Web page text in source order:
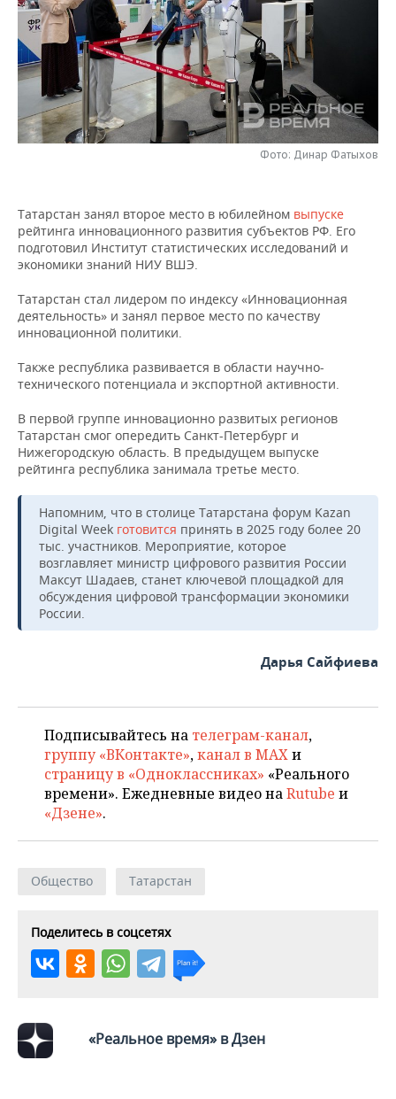
НЕФТЕХИМИЯ
НЕФТЬ
ЭНЕРГЕТИКА
РОЗНИЧНАЯ ТОРГОВЛЯ
ТРАНСПОРТ
УСЛУГИ
НОВОСТИ ТЕХНОЛОГИЙ
IT
МЕДИА
МЕРОПРИЯТИЯ
НОВОСТИ МЕРОПРИЯТИЙ
ВЫЕЗДНАЯ РЕДАКЦИЯ
ОТКРЫТАЯ ЛЕКЦИЯ
СПОРТ
НОВОСТИ СПОРТА
БАСКЕТБОЛ
КИБЕРСПОРТ
ФИГУРНОЕ КАТАНИЕ
ХОККЕЙ С МЯЧОМ
ОБЩЕСТВО
ИНФРАСТРУКТУРА
КУЛЬТУРА
МЕДИЦИНА
ПРОИСШЕСТВИЯ
СПРАВОЧНИК
СПИСОК КОМПАНИЙ
Фото: Динар Фатыхов
Татарстан занял второе место в юбилейном выпуске
рейтинга инновационного развития субъектов РФ. Его
подготовил Институт статистических исследований и
экономики знаний НИУ ВШЭ.
Татарстан стал лидером по индексу «Инновационная
деятельность» и занял первое место по качеству
инновационной политики.
Также республика развивается в области научно-
технического потенциала и экспортной активности.
В первой группе инновационно развитых регионов
Татарстан смог опередить Санкт-Петербург и
Нижегородскую область. В предыдущем выпуске
рейтинга республика занимала третье место.
Напомним, что в столице Татарстана форум Kazan
Digital Week готовится принять в 2025 году более 20
тыс. участников. Мероприятие, которое
возглавляет министр цифрового развития России
Максут Шадаев, станет ключевой площадкой для
обсуждения цифровой трансформации экономики
России.
Дарья Сайфиева
Подписывайтесь на телеграм-канал,
группу «ВКонтакте»,канал в MAXи
страницу в «Одноклассниках» «Реального
времени». Ежедневные видео наRutube и
«Дзене».
Общество Татарстан
Поделитесь в соцсетях
«Реальное время» в Дзен